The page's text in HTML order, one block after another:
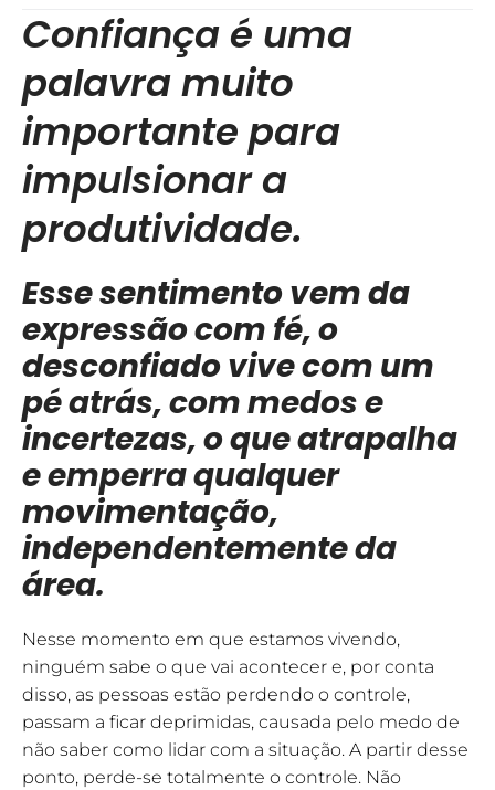
Confiança é uma
palavra muito
importante para
impulsionar a
produtividade.
Esse sentimento vem da
expressão com fé, o
desconfiado vive com um
pé atrás, com medos e
incertezas, o que atrapalha
e emperra qualquer
movimentação,
independentemente da
área.
Nesse momento em que estamos vivendo,
ninguém sabe o que vai acontecer e, por conta
disso, as pessoas estão perdendo o controle,
passam a ficar deprimidas, causada pelo medo de
não saber como lidar com a situação. A partir desse
ponto, perde-se totalmente o controle. Não